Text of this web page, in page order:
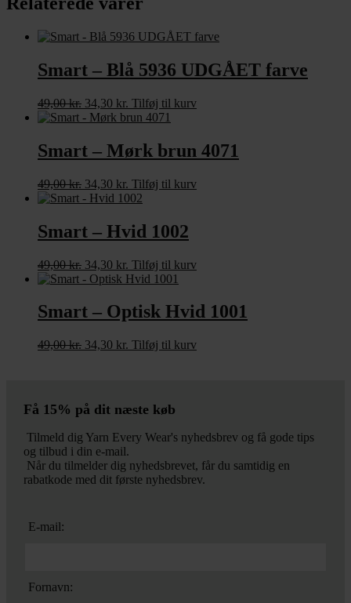
Smart – Blå 5936 UDGÅET farve
49,00kr. Den
oprindelige
var:
49,00 kr..
34,30 kr. Den
aktuelle
er:
34,30 kr..
Tilføj til kurv
Smart – Mørk brun 4071
49,00kr. Den
oprindelige
var:
49,00 kr..
34,30 kr. Den
aktuelle
er:
34,30 kr..
Tilføj til kurv
Smart – Hvid 1002
49,00kr. Den
oprindelige
var:
49,00 kr..
34,30 kr. Den
aktuelle
er:
34,30 kr..
Tilføj til kurv
Smart – Optisk Hvid 1001
49,00kr. Den
49,00 kr..
34,30 kr. Den
Tilføj til kurv
Få 15% på dit næste køb
Tilmeld dig Yarn Every Wear's nyhedsbrev og få gode tips
og tilbud i din e-mail.
Når du tilmelder dig nyhedsbrevet, får du samtidig en
rabatkode med dit første nyhedsbrev.
E-mail:
Fornavn: